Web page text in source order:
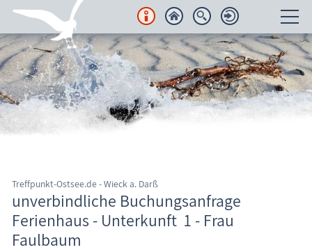
Unterkünfte
Regionales
Urlaubsorte
Freizeit
Wissenswertes
Treffpunkt-Ostsee.de - Wieck a. Darß
unverbindliche Buchungsanfrage
Ferienhaus - Unterkunft 1 - Frau
Faulbaum